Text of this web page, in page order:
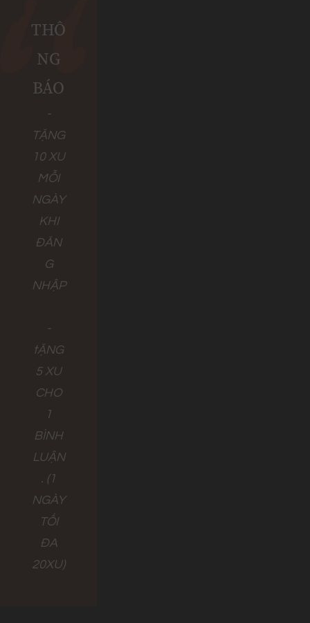
THÔ
NG
BÁO
-
TẶNG
10 XU
MỖI
NGÀY
KHI
ĐĂN
G
NHẬP
-
tẶNG
5 XU
CHO
1
BÌNH
LUẬN
. (1
NGÀY
TỐI
ĐA
20XU)